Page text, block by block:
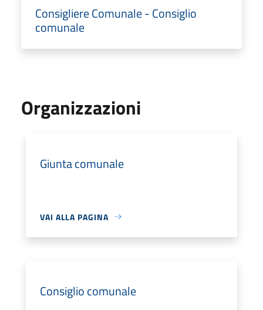
Consigliere Comunale - Consiglio
comunale
Organizzazioni
Giunta comunale
VAI ALLA PAGINA
Consiglio comunale